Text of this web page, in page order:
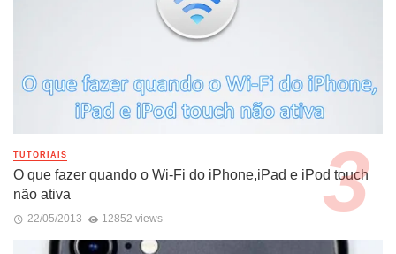
TUTORIAIS
O que fazer quando o Wi-Fi do iPhone,iPad e iPod touch
não ativa
22/05/2013 12852 views